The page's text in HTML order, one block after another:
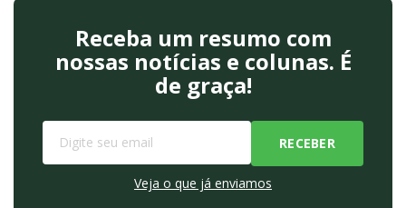
Receba um resumo com
nossas notícias e colunas. É
de graça!
Veja o que já enviamos